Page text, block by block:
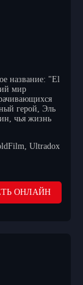
название: "El
мир
герой, Эль
чья жизнь
Ultradox
ОНЛАЙН